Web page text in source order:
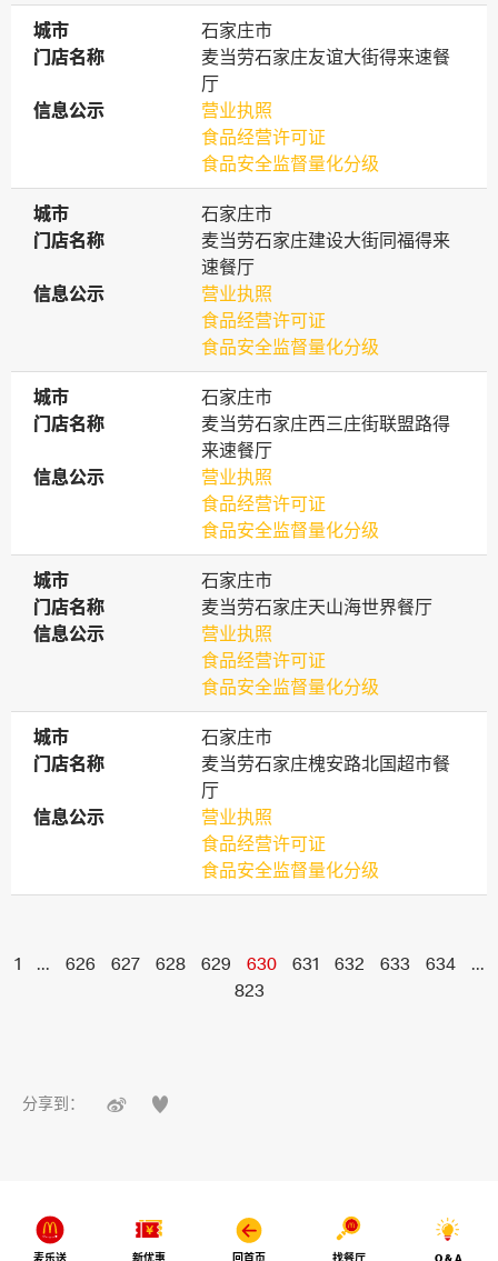
城市
城市
石家庄市
门店名称
门店名称
麦当劳石家庄友谊大街得来速餐
厅
信息公示
信息公示
营业执照
食品经营许可证
食品安全监督量化分级
城市
城市
石家庄市
门店名称
门店名称
麦当劳石家庄建设大街同福得来
速餐厅
信息公示
信息公示
营业执照
食品经营许可证
食品安全监督量化分级
城市
城市
石家庄市
门店名称
门店名称
麦当劳石家庄西三庄街联盟路得
来速餐厅
信息公示
信息公示
营业执照
食品经营许可证
食品安全监督量化分级
城市
城市
石家庄市
门店名称
门店名称
麦当劳石家庄天山海世界餐厅
信息公示
信息公示
营业执照
食品经营许可证
食品安全监督量化分级
城市
城市
石家庄市
门店名称
门店名称
麦当劳石家庄槐安路北国超市餐
厅
信息公示
信息公示
营业执照
食品经营许可证
食品安全监督量化分级
1 ... 626 627 628 629 630 631 632 633 634
...
823
分享到：  